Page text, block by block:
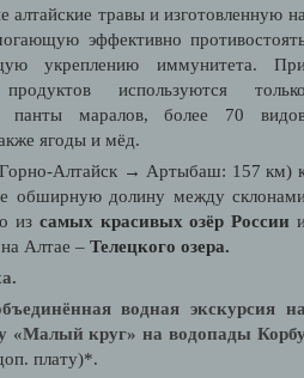
травы и изготовленную
эффективно
укреплению иммунитета.
используются
панты маралов, более 70
ягоды и мёд.
Алтайск → Артыбаш: 157 км)
обширную долину между
из самых красивых озёр России
Алтае – Телецкого озера.
бъединённая водная экскурсия
«Малый круг» на водопады
плату)*.